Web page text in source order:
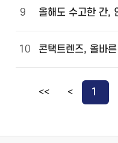
9
10
<< < 1